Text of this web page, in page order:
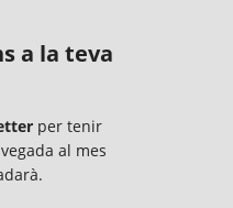
a la teva
per tenir
al mes